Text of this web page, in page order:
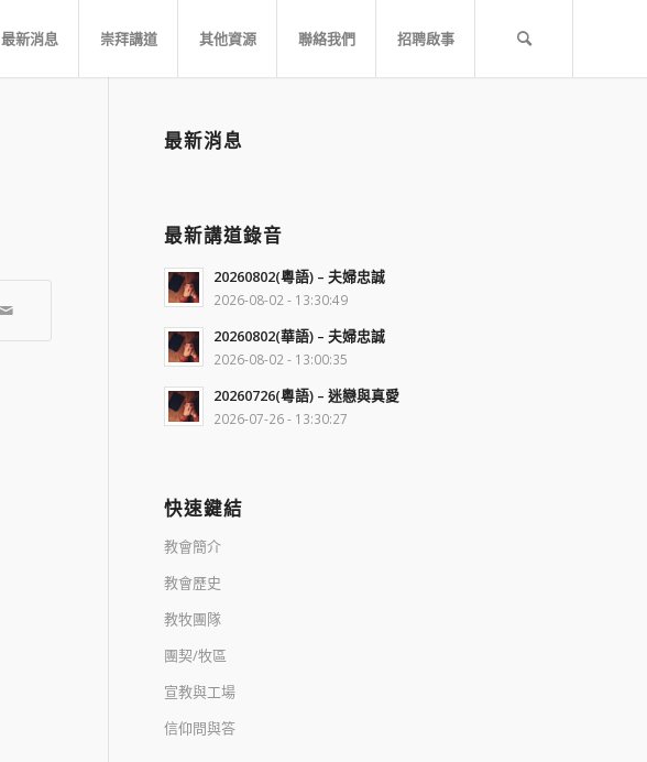
最新消息 崇拜講道 其他資源 聯絡我們 招聘啟事
最新消息
最新講道錄音
20260802(粵語) – 夫婦忠誠
2026-08-02 - 13:30:49
20260802(華語) – 夫婦忠誠
2026-08-02 - 13:00:35
20260726(粵語) – 迷戀與真愛
2026-07-26 - 13:30:27
快速鍵結
教會簡介
教會歷史
教牧團隊
團契/牧區
宣教與工場
信仰問與答